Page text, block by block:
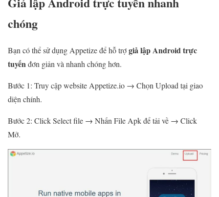
chóng
Bạn có thể sử dụng Appetize để hỗ trợgiả lập Android trực
tuyếnđơn giản và nhanh chóng hơn.
Bước 1: Truy cập website Appetize.io → Chọn Upload tại giao
diện chính.
Bước 2: Click Select file → Nhấn File Apk để tải về → Click
Mở.